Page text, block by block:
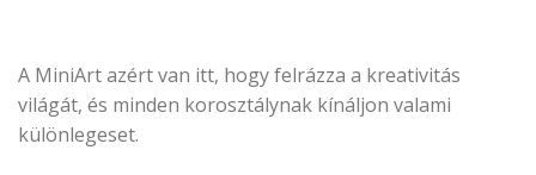
A MiniArt azért van itt, hogy felrázza a kreativitás
világát, és minden korosztálynak kínáljon valami
különlegeset.